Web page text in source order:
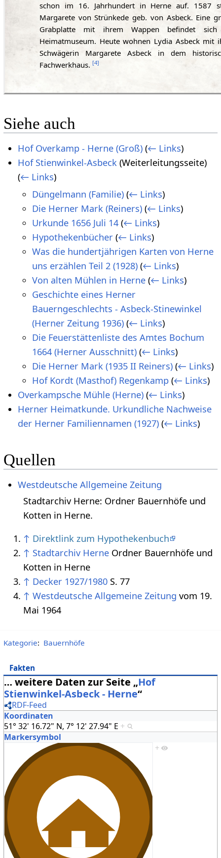
schon im 16. Jahrhundert in Herne auf. 1587
Margarete von Strünkede geb. von Asbeck. Eine
Grabplatte mit ihrem Wappen befindet
Heimatmuseum. Heute wohnen Lydia Asbeck mit
Schwägerin Margarete Asbeck in dem
Fachwerkhaus. [4]
Siehe auch
Hof Overkamp - Herne (Groß) (← Links)
Hof Stienwinkel-Asbeck (Weiterleitungsseite)
(← Links)
Düngelmann (Familie) (← Links)
Die Herner Mark (Reiners) (← Links)
Urkunde 1656 Juli 14 (← Links)
Hypothekenbücher (← Links)
Was die hundertjährigen Karten von Herne
uns erzählen Teil 2 (1928) (← Links)
Von alten Mühlen in Herne (← Links)
Geschichte eines Herner
Bauerngeschlechts - Asbeck-Stinewinkel
(Herner Zeitung 1936) (← Links)
Die Feuerstättenliste des Amtes Bochum
1664 (Herner Ausschnitt) (← Links)
Die Herner Mark (1935 II Reiners) (← Links)
Hof Kordt (Masthof) Regenkamp (← Links)
Overkampsche Mühle (Herne) (← Links)
Herner Heimatkunde. Urkundliche Nachweise
der Herner Familiennamen (1927) (← Links)
Quellen
Westdeutsche Allgemeine Zeitung
Stadtarchiv Herne: Ordner Bauernhöfe und
Kotten in Herne.
↑ Direktlink zum Hypothekenbuch
↑ Stadtarchiv HerneOrdner Bauernhöfe und
Kotten in Herne
↑ Decker 1927/1980S. 77
↑ Westdeutsche Allgemeine Zeitung vom 19.
Mai 1964
Kategorie: Bauernhöfe
Fakten
… weitere Daten zur Seite „Hof
Stienwinkel-Asbeck - Herne“
RDF-Feed
Koordinaten
51° 32' 16.72" N, 7° 12' 27.94" E +
Markersymbol
+